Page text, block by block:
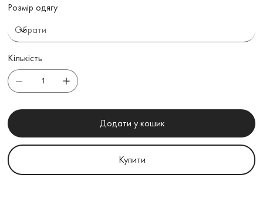
Розмір одягу
Кількість
Додати у кошик
Купити